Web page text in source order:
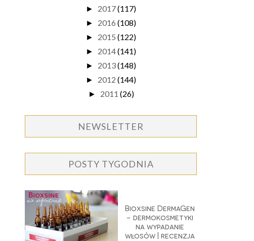
► 2017(117)
► 2016 (108)
► 2015 (122)
► 2014(141)
► 2013(148)
► 2012 (144)
► 2011 (26)
NEWSLETTER
POSTY TYGODNIA
Bioxsine DermaGen
- dermokosmetyki
na wypadanie
włosów | recenzja